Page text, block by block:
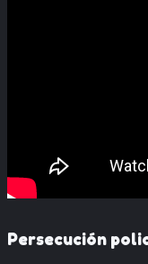
Persecución